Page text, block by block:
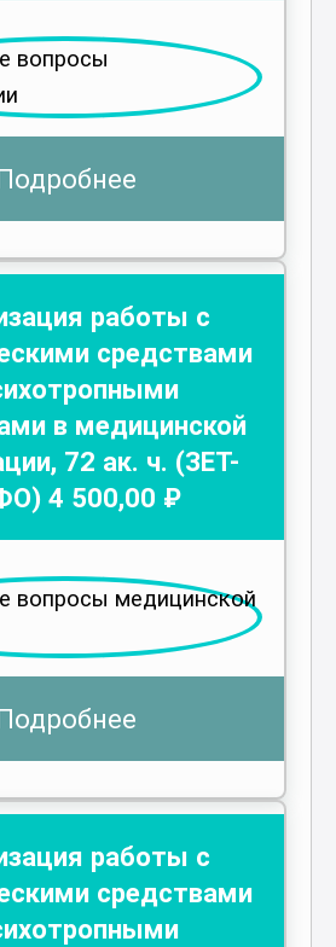
работы с
средствами
в медицинской
, 72 ак. ч. (ЗЕТ-
4 500,00 ₽
работы с
средствами